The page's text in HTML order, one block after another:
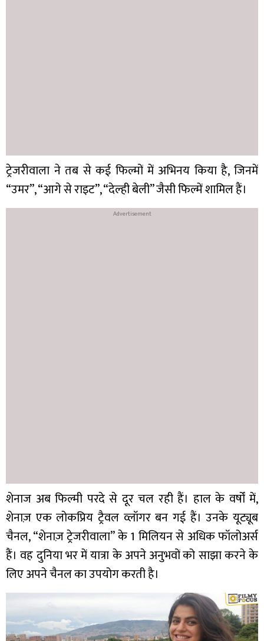
ट्रेजरीवाला ने तब से कई फिल्मों में अभिनय किया है, जिनमें
“उमर”, “आगे से राइट”, “देल्ही बेली” जैसी फिल्में शामिल हैं।
शेनाज अब फिल्मी परदे से दूर चल रही हैं। हाल के वर्षों में,
शेनाज़ एक लोकप्रिय ट्रैवल व्लॉगर बन गई हैं। उनके यूट्यूब
चैनल, “शेनाज़ ट्रेजरीवाला” के 1 मिलियन से अधिक फॉलोअर्स
हैं। वह दुनिया भर में यात्रा के अपने अनुभवों को साझा करने के
लिए अपने चैनल का उपयोग करती है।